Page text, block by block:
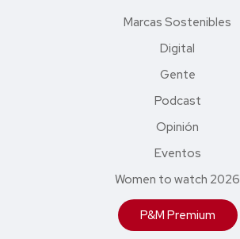
Marcas Sostenibles
Digital
Gente
Podcast
Opinión
Eventos
Women to watch 2026
P&M Premium